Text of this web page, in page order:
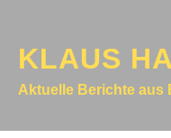
KLAUS
Aktuelle Berichte aus